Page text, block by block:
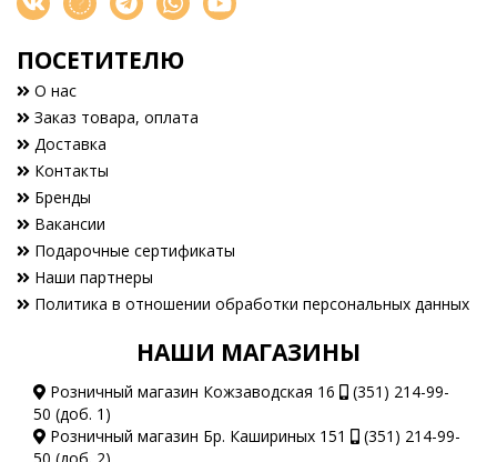
ПОСЕТИТЕЛЮ
О нас
Заказ товара, оплата
Доставка
Контакты
Бренды
Вакансии
Подарочные сертификаты
Наши партнеры
Политика в отношении обработки персональных данных
НАШИ МАГАЗИНЫ
Розничный магазин Кожзаводская 16
(351) 214-99-
50 (доб. 1)
Розничный магазин Бр. Кашириных 151
(351) 214-99-